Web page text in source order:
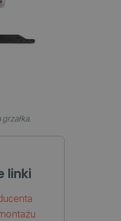
linki
korzystanie z
takich
kontem.